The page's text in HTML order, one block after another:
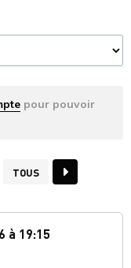
pour pouvoir
TOUS
à 19:15